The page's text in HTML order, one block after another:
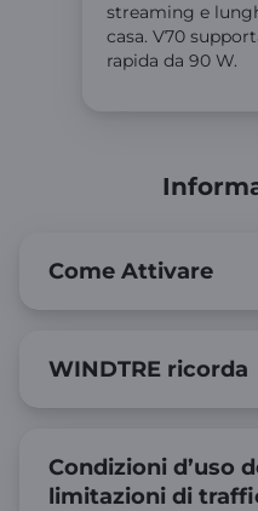
streaming e
casa. V70
rapida da 90 W.
Come Attivare
WINDTRE ricorda
Condizioni d’uso
limitazioni di